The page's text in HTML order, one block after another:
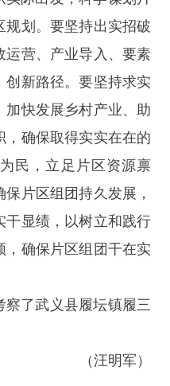
规划。要坚持出实招破
运营、产业导入、要素
创新路径。要坚持求实
加快发展乡村产业、助
，确保取得实实在在的
民，立足片区资源禀
片区组团持久发展，
干显绩，以树立和践行
，确保片区组团干在实
了武义县履坛镇履三
（汪明军）